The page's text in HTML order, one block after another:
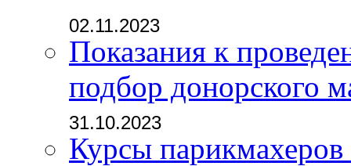
02.11.2023
Показания к
подбор донорского
31.10.2023
Курсы